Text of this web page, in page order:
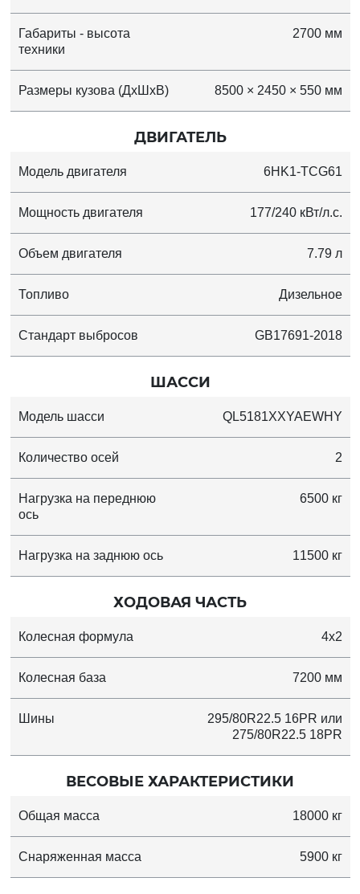
Габариты - высота
техники
2700 мм
Размеры кузова (ДхШхВ) 8500 × 2450 × 550 мм
ДВИГАТЕЛЬ
Модель двигателя 6HK1-TCG61
Мощность двигателя 177/240 кВт/л.с.
Объем двигателя 7.79 л
Топливо Дизельное
Стандарт выбросов GB17691-2018
ШАССИ
Модель шасси QL5181XXYAEWHY
Количество осей 2
Нагрузка на переднюю
ось
6500 кг
Нагрузка на заднюю ось 11500 кг
ХОДОВАЯ ЧАСТЬ
Колесная формула 4x2
Колесная база 7200 мм
Шины
295/80R22.5 16PR или
275/80R22.5 18PR
ВЕСОВЫЕ ХАРАКТЕРИСТИКИ
Общая масса 18000 кг
Снаряженная масса 5900 кг